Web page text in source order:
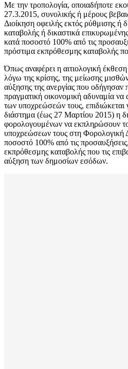
Με την τροπολογία, οποιαδήποτε
27.3.2015, συνολικής ή μέρους
Διοίκηση οφειλής εκτός ρύθμισης ή
καταβολής ή δικαστικά
κατά ποσοστό 100% από τις
πρόστιμα εκπρόθεσμης καταβολής
Όπως αναφέρει η αιτιολογική
λόγω της κρίσης, της μείωσης
αύξησης της ανεργίας που οδήγησαν
πραγματική οικονομική αδυναμία
των υποχρεώσεών τους, επιδιώκεται
διάστημα (έως 27 Μαρτίου 2015) η
φορολογουμένων να εκπληρώσουν
υποχρεώσεων τους στη Φορολογική
ποσοστό 100% από τις
εκπρόθεσμης καταβολής που τις
αύξηση των δημοσίων εσόδων.